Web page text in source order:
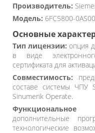
Производитель:
Модель: 6FC5800-
Основные
Тип лицензии: опция
в виде
сертификата для
Совместимость:
составе системы ЧПУ
Sinumerik Operate.
Функциональное
дополнительные
технологические